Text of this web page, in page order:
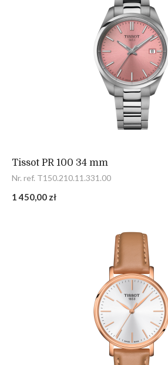
Tissot PR 100 34 mm
Nr. ref. T150.210.11.331.00
1 450,00 zł